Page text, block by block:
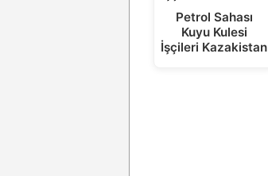
Petrol Sahası
Kuyu Kulesi
İşçileri Kazakistan